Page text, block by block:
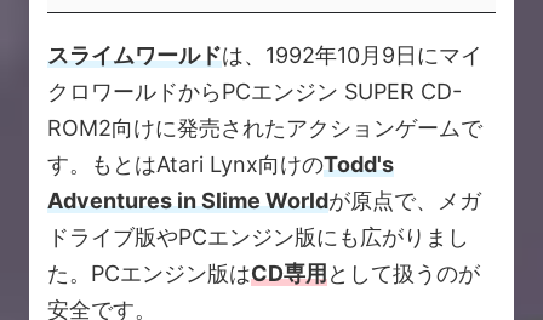
スライムワールドは、1992年10月9日にマイ
クロワールドからPCエンジン SUPER CD-
ROM2向けに発売されたアクションゲームで
す。もとはAtari Lynx向けのTodd's
Adventures in Slime Worldが原点で、メガ
ドライブ版やPCエンジン版にも広がりまし
た。PCエンジン版はCD専用として扱うのが
安全です。